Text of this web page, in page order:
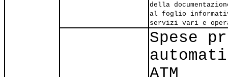
della
al foglio
servizi vari e
Spese
ATM